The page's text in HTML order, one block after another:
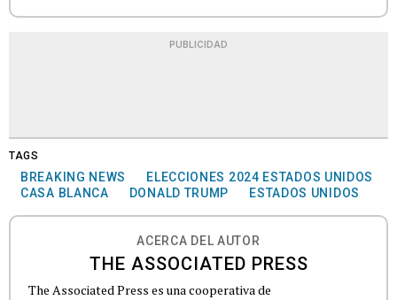
PUBLICIDAD
TAGS
BREAKING NEWS
ELECCIONES 2024 ESTADOS UNIDOS
CASA BLANCA
DONALD TRUMP ESTADOS UNIDOS
ACERCA DEL AUTOR
THE ASSOCIATED PRESS
The Associated Press es una cooperativa de